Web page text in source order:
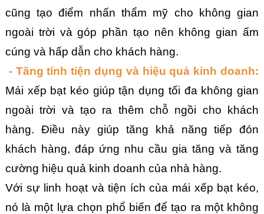
cũng tạo điểm nhấn thẩm mỹ cho không gian
ngoài trời và góp phần tạo nên không gian ấm
cúng và hấp dẫn cho khách hàng.
- Tăng tính tiện dụng và hiệu quả kinh doanh:
Mái xếp bạt kéo giúp tận dụng tối đa không gian
ngoài trời và tạo ra thêm chỗ ngồi cho khách
hàng. Điều này giúp tăng khả năng tiếp đón
khách hàng, đáp ứng nhu cầu gia tăng và tăng
cường hiệu quả kinh doanh của nhà hàng.
Với sự linh hoạt và tiện ích của mái xếp bạt kéo,
nó là một lựa chọn phổ biến để tạo ra một không